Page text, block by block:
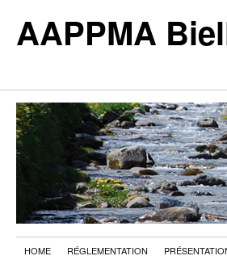
AAPPMA
HOME RÉGLEMENTATION